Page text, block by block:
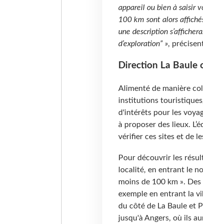
appareil ou bien à saisir
100 km sont alors
une description
d’exploration” »,
Direction La Baule
Alimenté de manière
institutions
d'intérêts pour les
à proposer des lieux.
vérifier ces sites et de
Pour découvrir les
localité, en entrant le
moins de 100 km ».
exemple en entrant la
du côté de La Baule et
jusqu'à Angers, où ils